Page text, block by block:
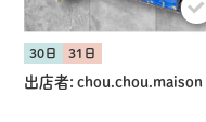
30日 31日
出店者: chou.chou.maison